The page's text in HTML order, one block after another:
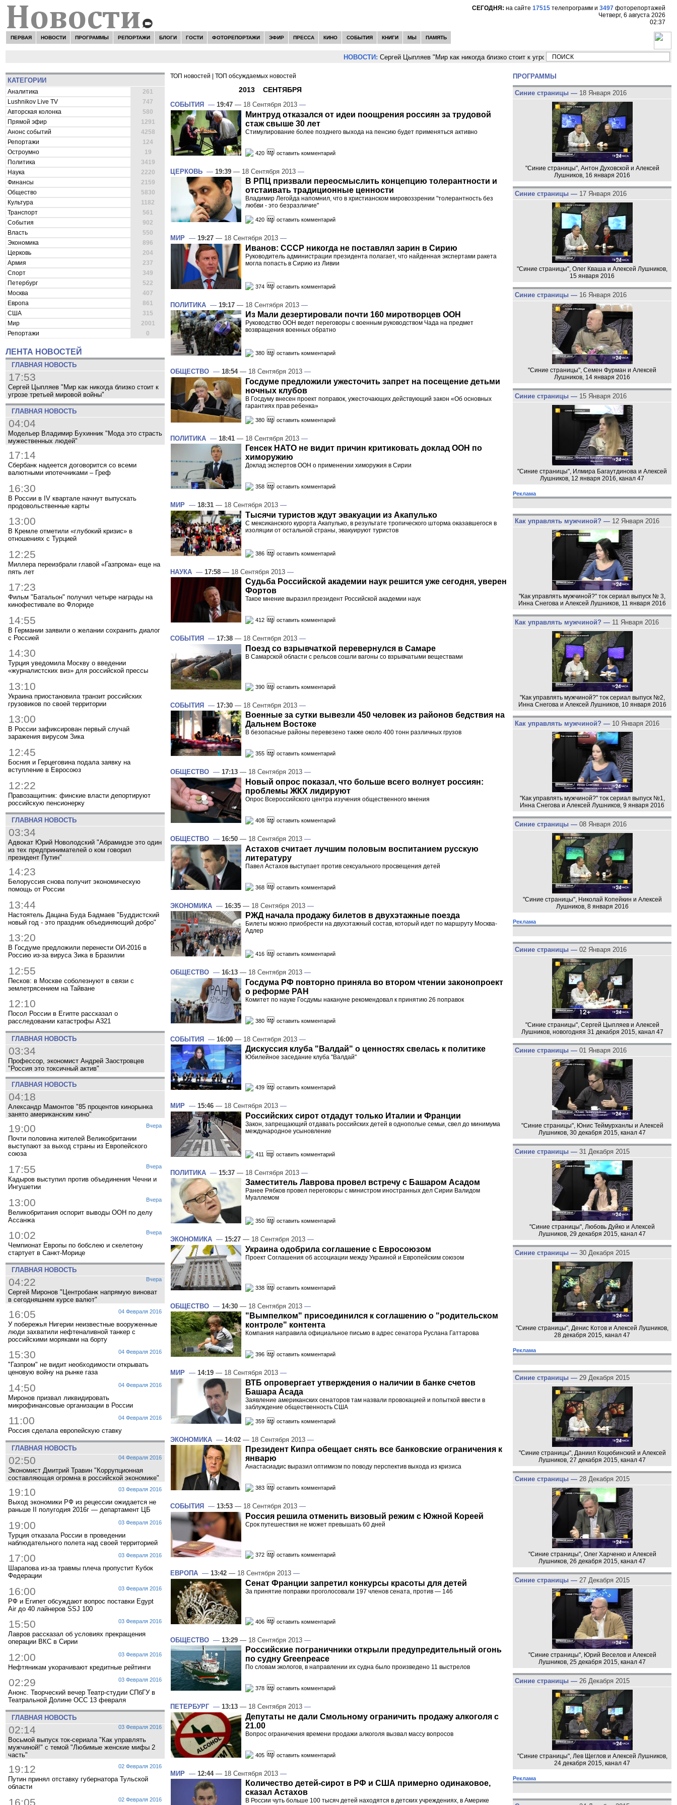
СЕГОДНЯ: на сайте 17515 телепрограмм и 3497 фоторепортажей
Четверг, 6 августа 2026
02:37
ПЕРВАЯ НОВОСТИ ПРОГРАММЫ РЕПОРТАЖИ БЛОГИ ГОСТИ ФОТОРЕПОРТАЖИ ЭФИР ПРЕССА КИНО СОБЫТИЯ КНИГИ МЫ ПАМЯТЬ
НОВОСТИ: Сергей Цыпляев "Мир как никогда близко стоит к угрозе третьей мировой войны"
КАТЕГОРИИ
Аналитика
261
Lushnikov Live TV
747
Авторская колонка
580
Прямой эфир
1291
Анонс событий
4258
Репортажи
124
Остроумно
19
Политика
3419
Наука
2220
Финансы
2159
Общество
5830
Культура
1182
Транспорт
561
События
902
Власть
550
Экономика
896
Церковь
204
Армия
237
Спорт
349
Петербург
522
Москва
407
Европа
861
США
315
Мир
2001
Репортажи
0
ЛЕНТА НОВОСТЕЙ
ГЛАВНАЯ НОВОСТЬ
17:53
Сергей Цыпляев "Мир как никогда близко стоит к
угрозе третьей мировой войны"
ГЛАВНАЯ НОВОСТЬ
04:04
Модельер Владимир Бухинник "Мода это страсть
мужественных людей"
17:14
Сбербанк надеется договорится со всеми
валютными ипотечниками – Греф
16:30
В России в IV квартале начнут выпускать
продовольственные карты
13:00
В Кремле отметили «глубокий кризис» в
отношениях с Турцией
12:25
Миллера переизбрали главой «Газпрома» еще на
пять лет
17:23
Фильм "Батальон" получил четыре награды на
кинофестивале во Флориде
14:55
В Германии заявили о желании сохранить диалог
с Россией
14:30
Турция уведомила Москву о введении
«журналистских виз» для российской прессы
13:10
Украина приостановила транзит российских
грузовиков по своей территории
13:00
В России зафиксирован первый случай
заражения вирусом Зика
12:45
Босния и Герцеговина подала заявку на
вступление в Евросоюз
12:22
Правозащитник: финские власти депортируют
российскую пенсионерку
ГЛАВНАЯ НОВОСТЬ
03:34
Адвокат Юрий Новолодский "Абрамидзе это один
из тех предпринимателей о ком говорил
президент Путин"
14:23
Белоруссия снова получит экономическую
помощь от России
13:44
Настоятель Дацана Буда Бадмаев "Буддистский
новый год - это праздник объединяющий добро"
13:20
В Госдуме предложили перенести ОИ-2016 в
Россию из-за вируса Зика в Бразилии
12:55
Песков: в Москве соболезнуют в связи с
землетрясением на Тайване
12:10
Посол России в Египте рассказал о
расследовании катастрофы A321
ГЛАВНАЯ НОВОСТЬ
03:34
Профессор, экономист Андрей Заостровцев
"Россия это токсичный актив"
ГЛАВНАЯ НОВОСТЬ
04:18
Александр Мамонтов "85 процентов кинорынка
занято американским кино"
Вчера
19:00
Почти половина жителей Великобритании
выступают за выход страны из Европейского
союза
Вчера
17:55
Кадыров выступил против объединения Чечни и
Ингушетии
Вчера
13:00
Великобритания оспорит выводы ООН по делу
Ассанжа
Вчера
10:02
Чемпионат Европы по бобслею и скелетону
стартует в Санкт-Морице
ГЛАВНАЯ НОВОСТЬ
Вчера
04:22
Сергей Миронов "Центробанк напрямую виноват
в сегодняшнем курсе валют"
04 Февраля 2016
16:05
У побережья Нигерии неизвестные вооруженные
люди захватили нефтеналивной танкер с
российскими моряками на борту
04 Февраля 2016
15:30
"Газпром" не видит необходимости открывать
ценовую войну на рынке газа
04 Февраля 2016
14:50
Миронов призвал ликвидировать
микрофинансовые организации в России
04 Февраля 2016
11:00
Россия сделала европейскую ставку
ГЛАВНАЯ НОВОСТЬ
04 Февраля 2016
02:50
Экономист Дмитрий Травин "Коррупционная
составляющая огромна в российской экономике"
03 Февраля 2016
19:10
Выход экономики РФ из рецессии ожидается не
раньше II полугодия 2016г — департамент ЦБ
03 Февраля 2016
19:00
Турция отказала России в проведении
наблюдательного полета над своей территорией
03 Февраля 2016
17:00
Шарапова из-за травмы плеча пропустит Кубок
Федерации
03 Февраля 2016
16:00
РФ и Египет обсуждают вопрос поставки Egypt
Air до 40 лайнеров SSJ 100
03 Февраля 2016
15:50
Лавров рассказал об условиях прекращения
операции ВКС в Сирии
03 Февраля 2016
12:00
Нефтяникам укорачивают кредитные рейтинги
03 Февраля 2016
02:29
Анонс. Творческий вечер Театр-студии СПбГУ в
Театральной Долине ОСС 13 февраля
ГЛАВНАЯ НОВОСТЬ
03 Февраля 2016
02:14
Восьмой выпуск ток-сериала "Как управлять
мужчиной!" с темой "Любимые женские мифы 2
часть"
02 Февраля 2016
19:12
Путин принял отставку губернатора Тульской
области
02 Февраля 2016
16:05
ТОП новостей ТОП обсуждаемых новостей
2013 СЕНТЯБРЯ
СОБЫТИЯ — 19:47 — 18 Сентября 2013 —
Минтруд отказался от идеи поощрения россиян за трудовой
стаж свыше 30 лет
Стимулирование более позднего выхода на пенсию будет применяться активно
420 оставить комментарий
ЦЕРКОВЬ — 19:39 — 18 Сентября 2013 —
В РПЦ призвали переосмыслить концепцию толерантности и
отстаивать традиционные ценности
Владимир Легойда напомнил, что в христианском мировоззрении "толерантность без
любви - это безразличие"
420 оставить комментарий
МИР — 19:27 — 18 Сентября 2013 —
Иванов: СССР никогда не поставлял зарин в Сирию
Руководитель администрации президента полагает, что найденная экспертами ракета
могла попасть в Сирию из Ливии
374 оставить комментарий
ПОЛИТИКА — 19:17 — 18 Сентября 2013 —
Из Мали дезертировали почти 160 миротворцев ООН
Руководство ООН ведет переговоры с военным руководством Чада на предмет
возвращения военных обратно
380 оставить комментарий
ОБЩЕСТВО — 18:54— 18 Сентября 2013 —
Госдуме предложили ужесточить запрет на посещение детьми
ночных клубов
В Госдуму внесен проект поправок, ужесточающих действующий закон «Об основных
гарантиях прав ребенка»
380 оставить комментарий
ПОЛИТИКА — 18:41 — 18 Сентября 2013 —
Генсек НАТО не видит причин критиковать доклад ООН по
химоружию
Доклад экспертов ООН о применении химоружия в Сирии
358 оставить комментарий
МИР — 18:31 — 18 Сентября 2013 —
Тысячи туристов ждут эвакуации из Акапулько
С мексиканского курорта Акапулько, в результате тропического шторма оказавшегося в
изоляции от остальной страны, эвакуируют туристов
386 оставить комментарий
НАУКА — 17:58 — 18 Сентября 2013 —
Судьба Российской академии наук решится уже сегодня, уверен
Фортов
Такое мнение выразил президент Российской академии наук
412 оставить комментарий
СОБЫТИЯ — 17:38 — 18 Сентября 2013 —
Поезд со взрывчаткой перевернулся в Самаре
В Самарской области с рельсов сошли вагоны со взрывчатыми веществами
390 оставить комментарий
СОБЫТИЯ — 17:30 — 18 Сентября 2013 —
Военные за сутки вывезли 450 человек из районов бедствия на
Дальнем Востоке
В безопасные районы перевезено также около 400 тонн различных грузов
355 оставить комментарий
ОБЩЕСТВО — 17:13 — 18 Сентября 2013 —
Новый опрос показал, что больше всего волнует россиян:
проблемы ЖКХ лидируют
Опрос Всероссийского центра изучения общественного мнения
408 оставить комментарий
ОБЩЕСТВО — 16:50 — 18 Сентября 2013 —
Астахов считает лучшим половым воспитанием русскую
литературу
Павел Астахов выступает против сексуального просвещения детей
368 оставить комментарий
ЭКОНОМИКА — 16:35 — 18 Сентября 2013 —
РЖД начала продажу билетов в двухэтажные поезда
Билеты можно приобрести на двухэтажный состав, который идет по маршруту Москва-
Адлер
416 оставить комментарий
ОБЩЕСТВО — 16:13 — 18 Сентября 2013 —
Госдума РФ повторно приняла во втором чтении законопроект
о реформе РАН
Комитет по науке Госдумы накануне рекомендовал к принятию 26 поправок
380 оставить комментарий
СОБЫТИЯ — 16:00 — 18 Сентября 2013 —
Дискуссия клуба "Валдай" о ценностях свелась к политике
Юбилейное заседание клуба "Валдай"
439 оставить комментарий
МИР — 15:46 — 18 Сентября 2013 —
Российских сирот отдадут только Италии и Франции
Закон, запрещающий отдавать российских детей в однополые семьи, свел до минимума
международное усыновление
411 оставить комментарий
ПОЛИТИКА — 15:37 — 18 Сентября 2013 —
Заместитель Лаврова провел встречу с Башаром Асадом
Ранее Рябков провел переговоры с министром иностранных дел Сирии Валидом
Муаллемом
350 оставить комментарий
ЭКОНОМИКА — 15:27 — 18 Сентября 2013 —
Украина одобрила соглашение с Евросоюзом
Проект Соглашения об ассоциации между Украиной и Европейским союзом
338 оставить комментарий
ОБЩЕСТВО — 14:30 — 18 Сентября 2013 —
"Вымпелком" присоединился к соглашению о "родительском
контроле" контента
Компания направила официальное письмо в адрес сенатора Руслана Гаттарова
396 оставить комментарий
МИР — 14:19 — 18 Сентября 2013 —
ВТБ опровергает утверждения о наличии в банке счетов
Башара Асада
Заявление американских сенаторов там назвали провокацией и попыткой ввести в
заблуждение общественность США
359 оставить комментарий
ЭКОНОМИКА — 14:02 — 18 Сентября 2013 —
Президент Кипра обещает снять все банковские ограничения к
январю
Анастасиадис выразил оптимизм по поводу перспектив выхода из кризиса
383 оставить комментарий
СОБЫТИЯ — 13:53 — 18 Сентября 2013 —
Россия решила отменить визовый режим с Южной Кореей
Срок путешествия не может превышать 60 дней
372 оставить комментарий
ЕВРОПА — 13:42 — 18 Сентября 2013 —
Сенат Франции запретил конкурсы красоты для детей
За принятие поправки проголосовали 197 членов сената, против — 146
406 оставить комментарий
ОБЩЕСТВО — 13:29 — 18 Сентября 2013 —
Российские пограничники открыли предупредительный огонь
по судну Greenpeace
По словам экологов, в направлении их судна было произведено 11 выстрелов
378 оставить комментарий
ПЕТЕРБУРГ — 13:13 — 18 Сентября 2013 —
Депутаты не дали Смольному ограничить продажу алкоголя с
21.00
Вопрос ограничения времени продажи алкоголя вызвал массу вопросов
405 оставить комментарий
МИР — 12:44— 18 Сентября 2013 —
Количество детей-сирот в РФ и США примерно одинаковое,
сказал Астахов
В России чуть больше 100 тысяч детей находятся в детских учреждениях, в Америке
ПРОГРАММЫ
Синие страницы — 18 Января 2016
"Синие страницы", Антон Духовской и Алексей
Лушников, 16 января 2016
Синие страницы — 17 Января 2016
"Синие страницы", Олег Кваша и Алексей Лушников,
15 января 2016
Синие страницы — 16 Января 2016
"Синие страницы", Семен Фурман и Алексей
Лушников, 14 января 2016
Синие страницы — 15 Января 2016
"Синие страницы", Илмира Багаутдинова и Алексей
Лушников, 12 января 2016, канал 47
Реклама
Как управлять мужчиной? — 12 Января 2016
"Как управлять мужчиной?" ток сериал выпуск № 3,
Инна Снегова и Алексей Лушников, 11 января 2016
Как управлять мужчиной? — 11 Января 2016
"Как управлять мужчиной?" ток сериал выпуск №2,
Инна Снегова и Алексей Лушников, 10 января 2016
Как управлять мужчиной? — 10 Января 2016
"Как управлять мужчиной?" ток сериал выпуск №1,
Инна Снегова и Алексей Лушников, 9 января 2016
Синие страницы — 08 Января 2016
"Синие страницы", Николай Копейкин и Алексей
Лушников, 8 января 2016
Реклама
Синие страницы — 02 Января 2016
"Синие страницы", Сергей Цыпляев и Алексей
Лушников, новогодняя 31 декабря 2015, канал 47
Синие страницы — 01 Января 2016
"Синие страницы", Юнис Теймурханлы и Алексей
Лушников, 30 декабря 2015, канал 47
Синие страницы — 31 Декабря 2015
"Синие страницы", Любовь Дуйко и Алексей
Лушников, 29 декабря 2015, канал 47
Синие страницы — 30 Декабря 2015
"Синие страницы", Денис Котов и Алексей Лушников,
28 декабря 2015, канал 47
Реклама
Синие страницы — 29 Декабря 2015
"Синие страницы", Даниил Коцюбинский и Алексей
Лушников, 27 декабря 2015, канал 47
Синие страницы — 28 Декабря 2015
"Синие страницы", Олег Харченко и Алексей
Лушников, 26 декабря 2015, канал 47
Синие страницы — 27 Декабря 2015
"Синие страницы", Юрий Веселов и Алексей
Лушников, 25 декабря 2015, канал 47
Синие страницы — 26 Декабря 2015
"Синие страницы", Лев Щеглов и Алексей Лушников,
24 декабря 2015, канал 47
Реклама